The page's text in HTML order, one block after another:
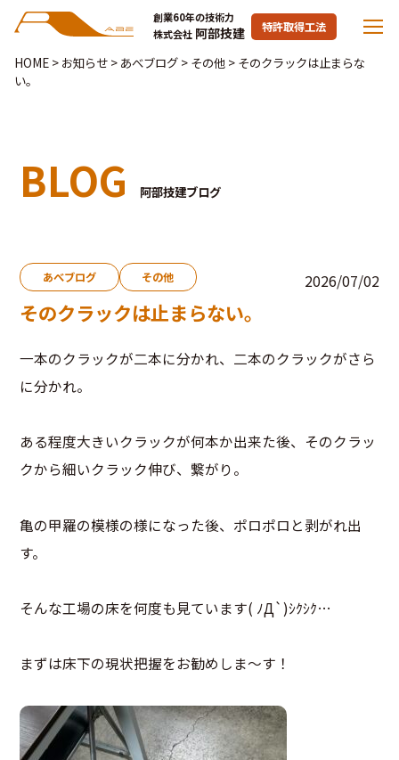
創業60年の技術力
株式会社 阿部技建 特許取得工法
HOME> お知らせ> あべブログ> その他> そのクラックは止まらな
い。
BLOG 阿部技建ブログ
あべブログ その他 2026/07/02
そのクラックは止まらない。
一本のクラックが二本に分かれ、二本のクラックがさら
に分かれ。
ある程度大きいクラックが何本か出来た後、そのクラッ
クから細いクラック伸び、繋がり。
亀の甲羅の模様の様になった後、ポロポロと剥がれ出
す。
そんな工場の床を何度も見ています( ﾉД`)ｼｸｼｸ…
まずは床下の現状把握をお勧めしま～す！